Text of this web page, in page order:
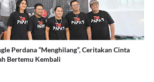
Perdana “Menghilang”, Ceritakan Cinta
Bertemu Kembali